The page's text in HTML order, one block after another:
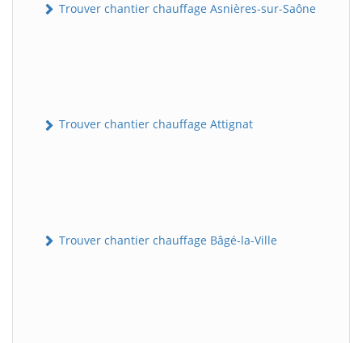
Trouver chantier chauffage Asnières-sur-Saône
Trouver chantier chauffage Attignat
Trouver chantier chauffage Bâgé-la-Ville